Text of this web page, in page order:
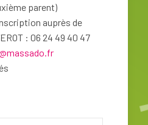
parent)
auprès de
: 06 24 49 40 47